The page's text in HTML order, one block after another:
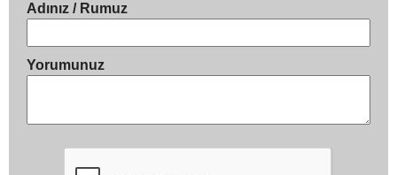
Adınız / Rumuz
Yorumunuz